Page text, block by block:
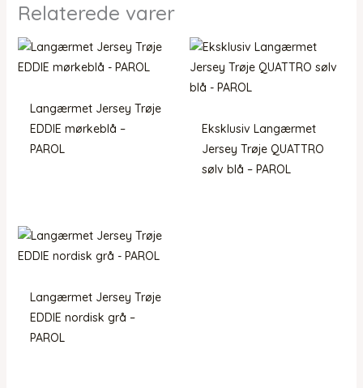
Relaterede varer
Langærmet Jersey Trøje
EDDIE mørkeblå –
PAROL
Eksklusiv Langærmet
Jersey Trøje QUATTRO
sølv blå – PAROL
Langærmet Jersey Trøje
EDDIE nordisk grå –
PAROL